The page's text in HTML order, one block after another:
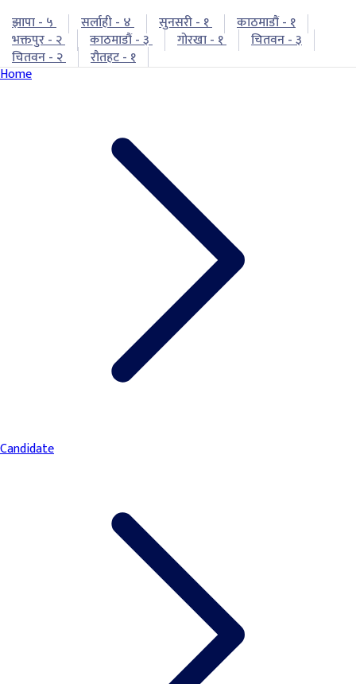
झापा - ५ सर्लाही - ४ सुनसरी - १
काठमाडौं - १
भक्तपुर - २
काठमाडौं - ३ गोरखा - १
चितवन - ३
चितवन - २
रौतहट - १
Home
Candidate